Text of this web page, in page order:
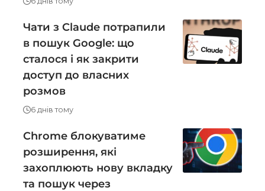
Чати з Claude потрапили
в пошук Google: що
сталося і як закрити
доступ до власних
розмов
6 днів тому
Chrome блокуватиме
розширення, які
захоплюють нову вкладку
та пошук через